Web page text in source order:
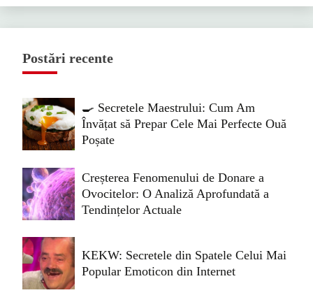
Postări recente
🍳 Secretele Maestrului: Cum Am
Învățat să Prepar Cele Mai Perfecte Ouă
Poșate
Creșterea Fenomenului de Donare a
Ovocitelor: O Analiză Aprofundată a
Tendințelor Actuale
KEKW: Secretele din Spatele Celui Mai
Popular Emoticon din Internet